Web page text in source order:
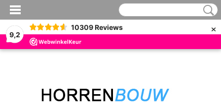
9,2
10309 Reviews ×